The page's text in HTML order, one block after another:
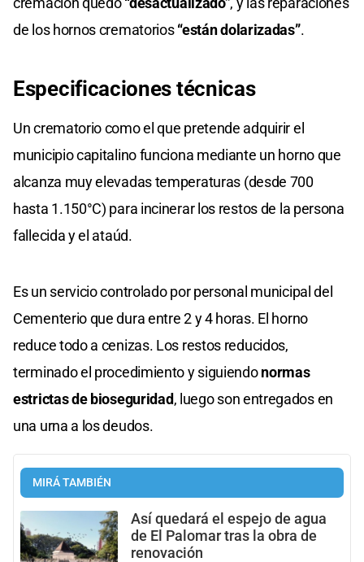
de los hornos crematorios“están dolarizadas”.
Especificaciones técnicas
Un crematorio como el que pretende adquirir el
municipio capitalino funciona mediante un horno que
alcanza muy elevadas temperaturas (desde 700
hasta 1.150°C) para incinerar los restos de la persona
fallecida y el ataúd.
Es un servicio controlado por personal municipal del
Cementerio que dura entre 2 y 4 horas. El horno
reduce todo a cenizas. Los restos reducidos,
terminado el procedimiento y siguiendonormas
estrictas de bioseguridad, luego son entregados en
una urna a los deudos.
MIRÁ TAMBIÉN
Así quedará el espejo de agua
de El Palomar tras la obra de
renovación